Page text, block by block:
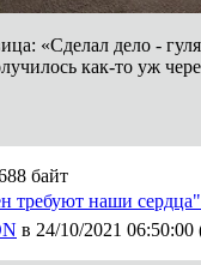
«Сделал дело -
как-то уж
байт
требуют наши
в 24/10/2021 06:50:00